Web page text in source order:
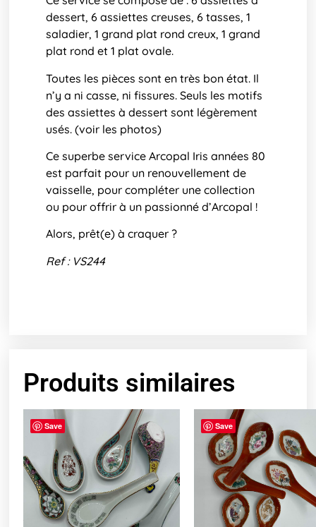
dessert, 6 assiettes creuses, 6 tasses, 1
saladier, 1 grand plat rond creux, 1 grand
plat rond et 1 plat ovale.
Toutes les pièces sont en très bon état. Il
n’y a ni casse, ni fissures. Seuls les motifs
des assiettes à dessert sont légèrement
usés. (voir les photos)
Ce superbe service Arcopal Iris années 80
est parfait pour un renouvellement de
vaisselle, pour compléter une collection
ou pour offrir à un passionné d’Arcopal !
Alors, prêt(e) à craquer ?
Ref : VS244
Produits similaires
Save Save